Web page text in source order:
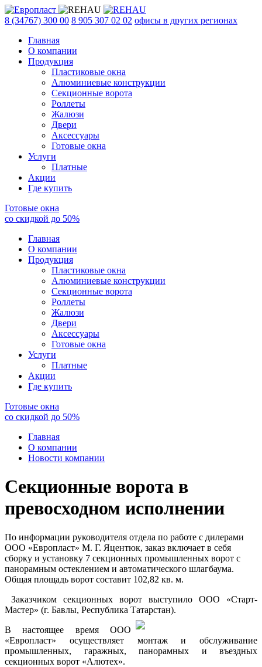
8 (34767) 300 00 8 905 307 02 02 офисы в других регионах
Главная
О компании
Продукция
Пластиковые окна
Алюминиевые конструкции
Секционные ворота
Роллеты
Жалюзи
Двери
Аксессуары
Готовые окна
Услуги
Платные
Акции
Где купить
Готовые окна
со скидкой до 50%
Главная
О компании
Продукция
Пластиковые окна
Алюминиевые конструкции
Секционные ворота
Роллеты
Жалюзи
Двери
Аксессуары
Готовые окна
Услуги
Платные
Акции
Где купить
Готовые окна
со скидкой до 50%
Главная
О компании
Новости компании
Секционные ворота в
превосходном исполнении
По информации руководителя отдела по работе с дилерами
ООО «Европласт» М. Г. Яцентюк, заказ включает в себя
сборку и установку 7 секционных промышленных ворот с
панорамным остеклением и автоматического шлагбаума.
Общая площадь ворот составит 102,82 кв. м.
Заказчиком секционных ворот выступило ООО «Старт-
Мастер» (г. Бавлы, Республика Татарстан).
В настоящее времяООО
«Европласт» осуществляет монтаж и обслуживание
промышленных, гаражных, панорамных и въездных
секционных ворот «Алютех».